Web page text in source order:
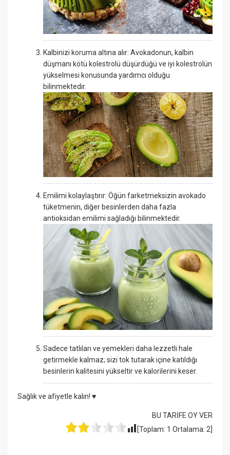
Kalbinizi koruma altına alır: Avokadonun, kalbin
düşmanı kötü kolestrolü düşürdüğü ve iyi kolestrolün
yükselmesi konusunda yardımcı olduğu
bilinmektedir.
Emilimi kolaylaştırır: Öğün farketmeksizin avokado
tüketmenin, diğer besinlerden daha fazla
antioksidan emilimi sağladığı bilinmektedir.
Sadece tatlıları ve yemekleri daha lezzetli hale
getirmekle kalmaz; sizi tok tutarak içine katıldığı
besinlerin kalitesini yükseltir ve kalorilerini keser.
Sağlık ve afiyetle kalın! ♥
BU TARİFE OY VER
[Toplam: 1 Ortalama: 2